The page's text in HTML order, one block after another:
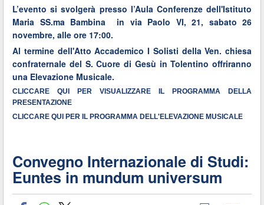
L’evento si svolgerà presso l’Aula Conferenze dell'Istituto
Maria SS.ma Bambina in via Paolo VI, 21, sabato 26
novembre, alle ore 17:00.
Al termine dell'Atto Accademico I Solisti della Ven. chiesa
confraternale del S. Cuore di Gesù in Tolentino offriranno
una Elevazione Musicale.
CLICCARE QUI PER VISUALIZZARE IL PROGRAMMA DELLA
PRESENTAZIONE
CLICCARE QUI PER IL PROGRAMMA DELL'ELEVAZIONE MUSICALE
Convegno Internazionale di Studi:
Euntes in mundum universum